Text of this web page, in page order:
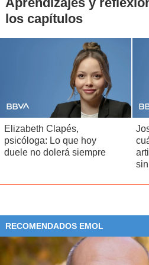
los capítulos
Elizabeth Clapés,
psicóloga: Lo que hoy
duele no dolerá siempre
RECOMENDADOS EMOL